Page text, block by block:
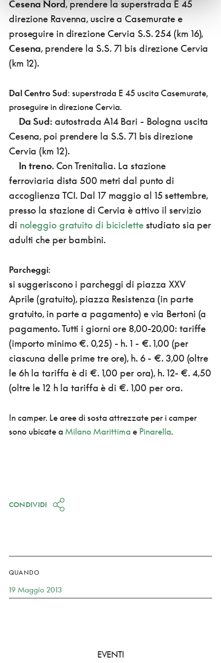
Cesena Nord, prendere la superstrada E 45
direzione Ravenna, uscire a Casemurate e
proseguire in direzione Cervia S.S. 254 (km 16),
Cesena, prendere la S.S. 71 bis direzione Cervia
(km 12).
Dal Centro Sud: superstrada E 45 uscita Casemurate,
proseguire in direzione Cervia.
Da Sud: autostrada A14 Bari - Bologna uscita
Cesena, poi prendere la S.S. 71 bis direzione
Cervia (km 12).
In treno. Con Trenitalia. La stazione
ferroviaria dista 500 metri dal punto di
accoglienza TCI. Dal 17 maggio al 15 settembre,
presso la stazione di Cervia è attivo il servizio
di noleggio gratuito di biciclettestudiato sia per
adulti che per bambini.
Parcheggi:
si suggeriscono i parcheggi di piazza XXV
Aprile (gratuito), piazza Resistenza (in parte
gratuito, in parte a pagamento) e via Bertoni (a
pagamento. Tutti i giorni ore 8,00-20,00: tariffe
(importo minimo €. 0,25) - h. 1 - €. 1,00 (per
ciascuna delle prime tre ore), h. 6 - €. 3,00 (oltre
le 6h la tariffa è di €. 1,00 per ora), h. 12- €. 4,50
(oltre le 12 h la tariffa è di €. 1,00 per ora.
In camper. Le aree di sosta attrezzate per i camper
sono ubicate a Milano Marittima e Pinarella.
CONDIVIDI
QUANDO
19 Maggio 2013
EVENTI